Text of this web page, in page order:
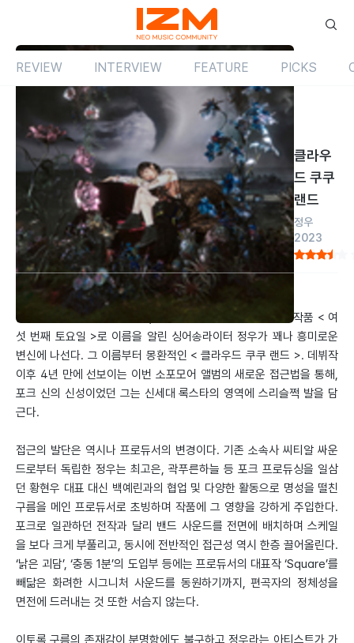
REVIEW INTERVIEW FEATURE PICKS
국내
클라우
드 쿠쿠
랜드
정우
2023
by 이승원 2023.11.01
깨끗한 목소리와 독특한 가사, 포근한 선율이 교차하는 포크 작품 < 여
섯 번째 토요일 >로 이름을 알린 싱어송라이터 정우가 꽤나 흥미로운
변신에 나선다. 그 이름부터 몽환적인 < 클라우드 쿠쿠 랜드 >. 데뷔작
이후 4년 만에 선보이는 이번 소포모어 앨범의 새로운 접근법을 통해,
포크 신의 신성이었던 그는 신세대 록스타의 영역에 스리슬쩍 발을 담
근다.
접근의 발단은 역시나 프로듀서의 변경이다. 기존 소속사 씨티알 싸운
드로부터 독립한 정우는 최고은, 곽푸른하늘 등 포크 프로듀싱을 일삼
던 황현우 대표 대신 백예린과의 협업 및 다양한 활동으로 명성을 떨친
구름을 메인 프로듀서로 초빙하며 작품에 그 영향을 강하게 주입한다.
포크로 일관하던 전작과 달리 밴드 사운드를 전면에 배치하며 스케일
을 보다 크게 부풀리고, 동시에 전반적인 접근성 역시 한층 끌어올린다.
‘낡은 괴담’, ‘충동 1분’의 도입부 등에는 프로듀서의 대표작 ‘Square’를
빼닮은 화려한 시그니처 사운드를 동원하기까지, 편곡자의 정체성을
면전에 드러내는 것 또한 서슴지 않는다.
이토록 구름의 존재감이 분명함에도 불구하고 정우라는 아티스트가 가